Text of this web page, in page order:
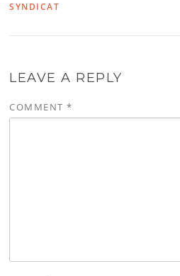
SYNDICAT
LEAVE A REPLY
COMMENT*